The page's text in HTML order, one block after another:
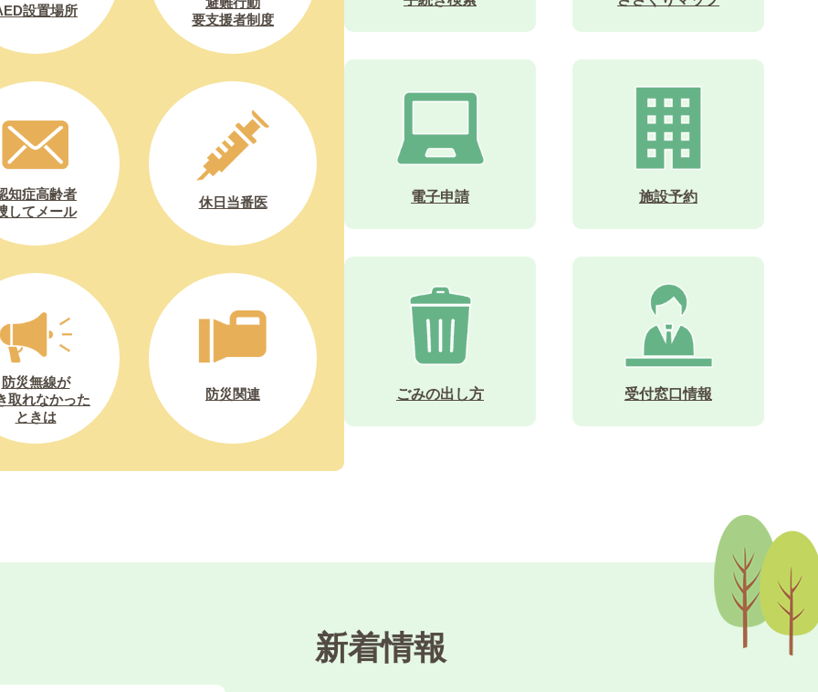
設置場所
要支援者制度
知症高齢者
してメール
休日当番医
防災無線が
取れなかった
ときは
防災関連
電子申請 施設予約
ごみの出し方 受付窓口情報
新着情報